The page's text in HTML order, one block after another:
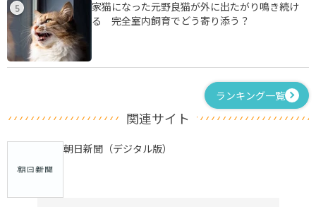
5
家猫になった元野良猫が外に出たがり鳴き続け
る 完全室内飼育でどう寄り添う？
ランキング一覧
関連サイト
朝日新聞（デジタル版）